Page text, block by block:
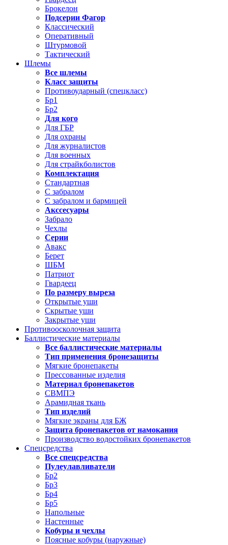
Брокелон
Подсерии Фагор
Классический
Оперативный
Штурмовой
Тактический
Шлемы
Все шлемы
Класс защиты
Противоударный (спецкласс)
Бр1
Бр2
Для кого
Для ГБР
Для охраны
Для журналистов
Для военных
Для страйкболистов
Комплектация
Стандартная
С забралом
С забралом и бармицей
Акссесуары
Забрало
Чехлы
Серии
Авакс
Берет
ШБМ
Патриот
Гвардеец
По размеру выреза
Открытые уши
Скрытые уши
Закрытые уши
Противоосколочная защита
Баллистические материалы
Все баллистические материалы
Тип применения бронезащиты
Мягкие бронепакеты
Прессованные изделия
Материал бронепакетов
СВМПЭ
Арамидная ткань
Тип изделий
Мягкие экраны для БЖ
Защита бронепакетов от намокания
Производство водостойких бронепакетов
Спецсредства
Все спецсредства
Пулеулавливатели
Бр2
Бр3
Бр4
Бр5
Напольные
Настенные
Кобуры и чехлы
Поясные кобуры (наружные)